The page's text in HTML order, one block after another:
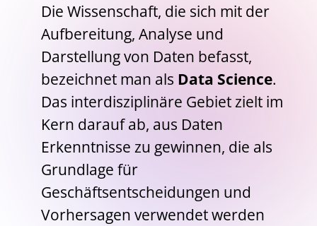
Die Wissenschaft, die sich mit der
Aufbereitung, Analyse und
Darstellung von Daten befasst,
bezeichnet man als Data Science.
Das interdisziplinäre Gebiet zielt im
Kern darauf ab, aus Daten
Erkenntnisse zu gewinnen, die als
Grundlage für
Geschäftsentscheidungen und
Vorhersagen verwendet werden